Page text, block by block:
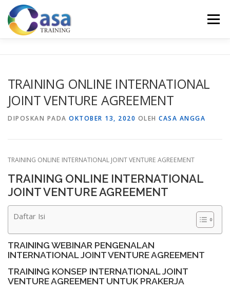
Lompat
konten
Menu
KONTAK KAMI SERTIFIKASI EVALUASI
TRAINING ONLINE INTERNATIONAL
JOINT VENTURE AGREEMENT
DIPOSKAN PADA OKTOBER 13, 2020 OLEH CASA ANGGA
TRAINING ONLINE INTERNATIONAL JOINT VENTURE AGREEMENT
TRAINING ONLINE INTERNATIONAL
JOINT VENTURE AGREEMENT
Daftar Isi
TRAINING WEBINAR PENGENALAN
INTERNATIONAL JOINT VENTURE AGREEMENT
TRAINING KONSEP INTERNATIONAL JOINT
VENTURE AGREEMENT UNTUK PRAKERJA